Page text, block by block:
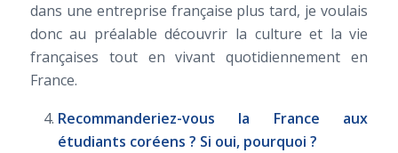
dans une entreprise française plus tard, je voulais
donc au préalable découvrir la culture et la vie
françaises tout en vivant quotidiennement en
France.
Recommanderiez-vous la France aux
étudiants coréens ? Si oui, pourquoi ?